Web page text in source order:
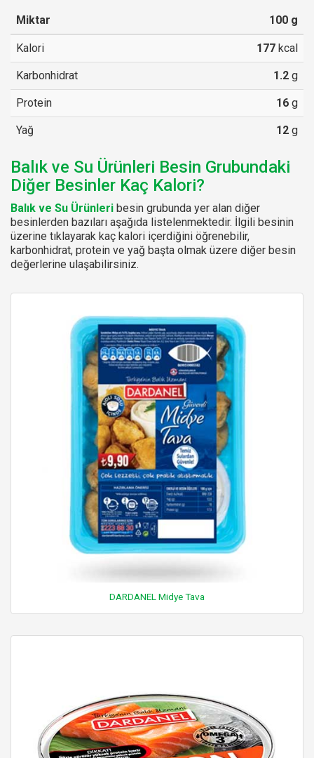
Miktar 100 g
Kalori 177 kcal
Karbonhidrat 1.2 g
Protein 16 g
Yağ 12 g
Balık ve Su Ürünleri Besin Grubundaki
Diğer Besinler Kaç Kalori?
Balık ve Su Ürünleri besin grubunda yer alan diğer
besinlerden bazıları aşağıda listelenmektedir. İlgili besinin
üzerine tıklayarak kaç kalori içerdiğini öğrenebilir,
karbonhidrat, protein ve yağ başta olmak üzere diğer besin
değerlerine ulaşabilirsiniz.
DARDANEL Midye Tava